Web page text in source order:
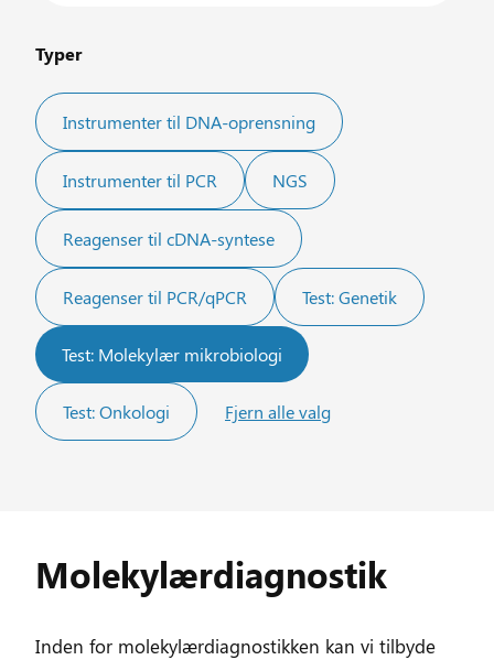
Typer
Instrumenter til DNA-oprensning
Instrumenter til PCR NGS
Reagenser til cDNA-syntese
Reagenser til PCR/qPCR Test: Genetik
Test: Molekylær mikrobiologi
Test: Onkologi Fjern alle valg
Molekylærdiagnostik
Inden for molekylærdiagnostikken kan vi tilbyde